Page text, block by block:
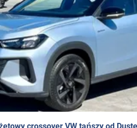
crossover VW tańszy od